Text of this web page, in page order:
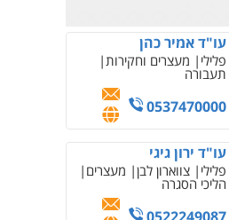
עו"ד אמיר כהן
פלילי מעצרים וחקירות
תעבורה
0537470000
עו"ד ירון גיגי
פלילי צווארון לבן מעצרים
הליכי הסגרה